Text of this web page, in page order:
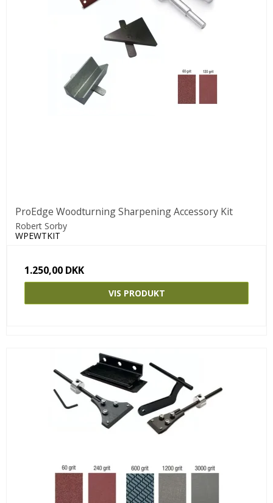
ProEdge Woodturning Sharpening Accessory Kit
Robert Sorby
WPEWTKIT
1.250,00 DKK
VIS PRODUKT